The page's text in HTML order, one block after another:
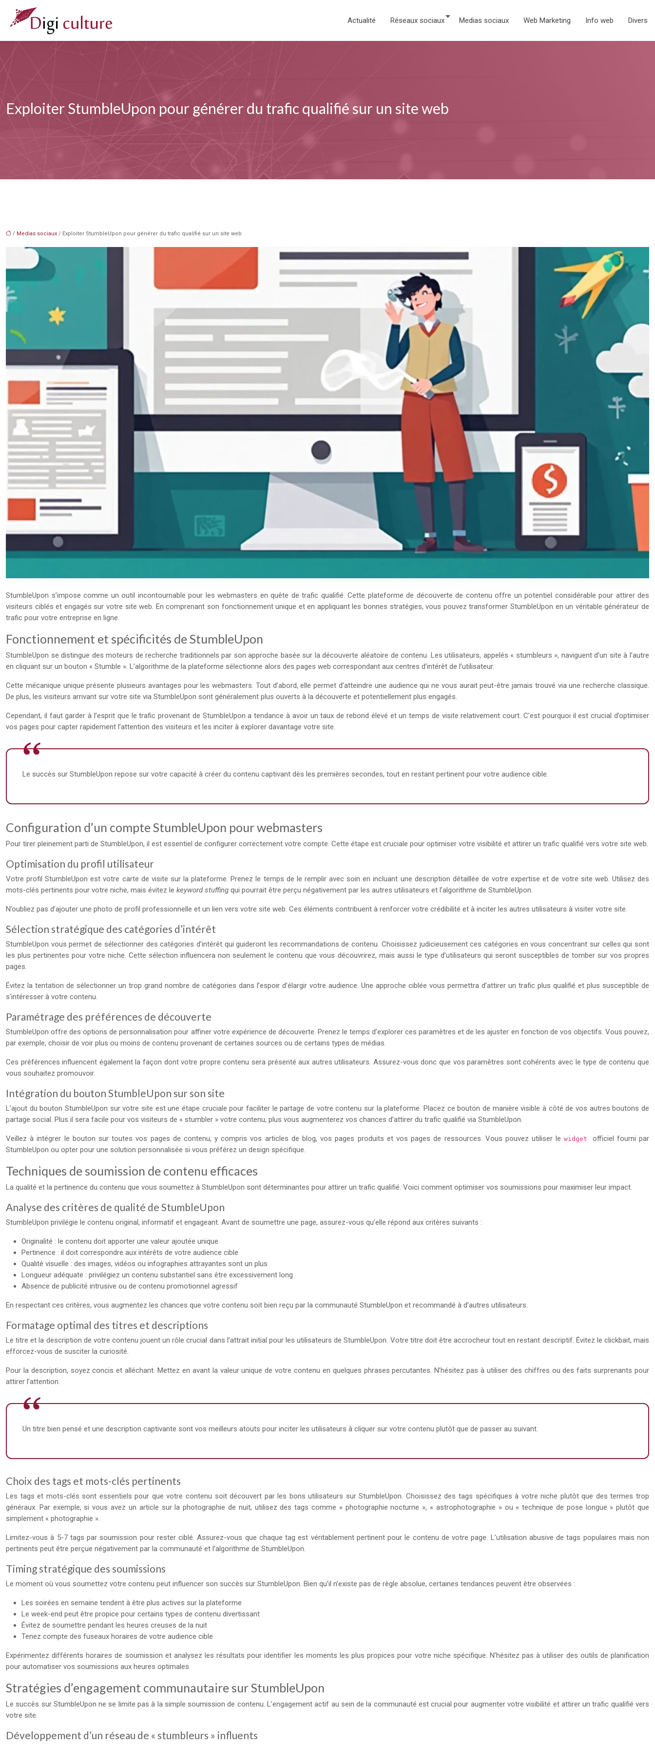
Actualité Réseaux sociaux Medias sociaux Web Marketing Info web Divers
Exploiter StumbleUpon pour générer du trafic qualifié sur un site web
/ Medias sociaux / Exploiter StumbleUpon pour générer du trafic qualifié sur un site web
StumbleUpon s’impose comme un outil incontournable pour les webmasters en quête de trafic qualifié. Cette plateforme de découverte de contenu offre un potentiel considérable pour attirer des
visiteurs ciblés et engagés sur votre site web. En comprenant son fonctionnement unique et en appliquant les bonnes stratégies, vous pouvez transformer StumbleUpon en un véritable générateur de
trafic pour votre entreprise en ligne.
Fonctionnement et spécificités de StumbleUpon
StumbleUpon se distingue des moteurs de recherche traditionnels par son approche basée sur la découverte aléatoire de contenu. Les utilisateurs, appelés « stumbleurs », naviguent d’un site à l’autre
en cliquant sur un bouton « Stumble ». L’algorithme de la plateforme sélectionne alors des pages web correspondant aux centres d’intérêt de l’utilisateur.
Cette mécanique unique présente plusieurs avantages pour les webmasters. Tout d’abord, elle permet d’atteindre une audience qui ne vous aurait peut-être jamais trouvé via une recherche classique.
De plus, les visiteurs arrivant sur votre site via StumbleUpon sont généralement plus ouverts à la découverte et potentiellement plus engagés.
Cependant, il faut garder à l’esprit que le trafic provenant de StumbleUpon a tendance à avoir un taux de rebond élevé et un temps de visite relativement court. C’est pourquoi il est crucial d’optimiser
vos pages pour capter rapidement l’attention des visiteurs et les inciter à explorer davantage votre site.
Le succès sur StumbleUpon repose sur votre capacité à créer du contenu captivant dès les premières secondes, tout en restant pertinent pour votre audience cible.
Configuration d’un compte StumbleUpon pour webmasters
Pour tirer pleinement parti de StumbleUpon, il est essentiel de configurer correctement votre compte. Cette étape est cruciale pour optimiser votre visibilité et attirer un trafic qualifié vers votre site web.
Optimisation du profil utilisateur
Votre profil StumbleUpon est votre carte de visite sur la plateforme. Prenez le temps de le remplir avec soin en incluant une description détaillée de votre expertise et de votre site web. Utilisez des
mots-clés pertinents pour votre niche, mais évitez le keyword stuffing qui pourrait être perçu négativement par les autres utilisateurs et l’algorithme de StumbleUpon.
N’oubliez pas d’ajouter une photo de profil professionnelle et un lien vers votre site web. Ces éléments contribuent à renforcer votre crédibilité et à inciter les autres utilisateurs à visiter votre site.
Sélection stratégique des catégories d’intérêt
StumbleUpon vous permet de sélectionner des catégories d’intérêt qui guideront les recommandations de contenu. Choisissez judicieusement ces catégories en vous concentrant sur celles qui sont
les plus pertinentes pour votre niche. Cette sélection influencera non seulement le contenu que vous découvrirez, mais aussi le type d’utilisateurs qui seront susceptibles de tomber sur vos propres
pages.
Évitez la tentation de sélectionner un trop grand nombre de catégories dans l’espoir d’élargir votre audience. Une approche ciblée vous permettra d’attirer un trafic plus qualifié et plus susceptible de
s’intéresser à votre contenu.
Paramétrage des préférences de découverte
StumbleUpon offre des options de personnalisation pour affiner votre expérience de découverte. Prenez le temps d’explorer ces paramètres et de les ajuster en fonction de vos objectifs. Vous pouvez,
par exemple, choisir de voir plus ou moins de contenu provenant de certaines sources ou de certains types de médias.
Ces préférences influencent également la façon dont votre propre contenu sera présenté aux autres utilisateurs. Assurez-vous donc que vos paramètres sont cohérents avec le type de contenu que
vous souhaitez promouvoir.
Intégration du bouton StumbleUpon sur son site
L’ajout du bouton StumbleUpon sur votre site est une étape cruciale pour faciliter le partage de votre contenu sur la plateforme. Placez ce bouton de manière visible à côté de vos autres boutons de
partage social. Plus il sera facile pour vos visiteurs de « stumbler » votre contenu, plus vous augmenterez vos chances d’attirer du trafic qualifié via StumbleUpon.
Veillez à intégrer le bouton sur toutes vos pages de contenu, y compris vos articles de blog, vos pages produits et vos pages de ressources. Vous pouvez utiliser lewidget officiel fourni par
StumbleUpon ou opter pour une solution personnalisée si vous préférez un design spécifique.
Techniques de soumission de contenu efficaces
La qualité et la pertinence du contenu que vous soumettez à StumbleUpon sont déterminantes pour attirer un trafic qualifié. Voici comment optimiser vos soumissions pour maximiser leur impact.
Analyse des critères de qualité de StumbleUpon
StumbleUpon privilégie le contenu original, informatif et engageant. Avant de soumettre une page, assurez-vous qu’elle répond aux critères suivants :
Originalité : le contenu doit apporter une valeur ajoutée unique
Pertinence : il doit correspondre aux intérêts de votre audience cible
Qualité visuelle : des images, vidéos ou infographies attrayantes sont un plus
Longueur adéquate : privilégiez un contenu substantiel sans être excessivement long
Absence de publicité intrusive ou de contenu promotionnel agressif
En respectant ces critères, vous augmentez les chances que votre contenu soit bien reçu par la communauté StumbleUpon et recommandé à d’autres utilisateurs.
Formatage optimal des titres et descriptions
Le titre et la description de votre contenu jouent un rôle crucial dans l’attrait initial pour les utilisateurs de StumbleUpon. Votre titre doit être accrocheur tout en restant descriptif. Évitez le clickbait, mais
efforcez-vous de susciter la curiosité.
Pour la description, soyez concis et alléchant. Mettez en avant la valeur unique de votre contenu en quelques phrases percutantes. N’hésitez pas à utiliser des chiffres ou des faits surprenants pour
attirer l’attention.
Un titre bien pensé et une description captivante sont vos meilleurs atouts pour inciter les utilisateurs à cliquer sur votre contenu plutôt que de passer au suivant.
Choix des tags et mots-clés pertinents
Les tags et mots-clés sont essentiels pour que votre contenu soit découvert par les bons utilisateurs sur StumbleUpon. Choisissez des tags spécifiques à votre niche plutôt que des termes trop
généraux. Par exemple, si vous avez un article sur la photographie de nuit, utilisez des tags comme « photographie nocturne », « astrophotographie » ou « technique de pose longue » plutôt que
simplement « photographie ».
Limitez-vous à 5-7 tags par soumission pour rester ciblé. Assurez-vous que chaque tag est véritablement pertinent pour le contenu de votre page. L’utilisation abusive de tags populaires mais non
pertinents peut être perçue négativement par la communauté et l’algorithme de StumbleUpon.
Timing stratégique des soumissions
Le moment où vous soumettez votre contenu peut influencer son succès sur StumbleUpon. Bien qu’il n’existe pas de règle absolue, certaines tendances peuvent être observées :
Les soirées en semaine tendent à être plus actives sur la plateforme
Le week-end peut être propice pour certains types de contenu divertissant
Évitez de soumettre pendant les heures creuses de la nuit
Tenez compte des fuseaux horaires de votre audience cible
Expérimentez différents horaires de soumission et analysez les résultats pour identifier les moments les plus propices pour votre niche spécifique. N’hésitez pas à utiliser des outils de planification
pour automatiser vos soumissions aux heures optimales.
Stratégies d’engagement communautaire sur StumbleUpon
Le succès sur StumbleUpon ne se limite pas à la simple soumission de contenu. L’engagement actif au sein de la communauté est crucial pour augmenter votre visibilité et attirer un trafic qualifié vers
votre site.
Développement d’un réseau de « stumbleurs » influents